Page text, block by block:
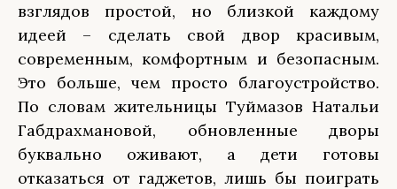
взглядов простой, но близкой каждому
идеей – сделать свой двор красивым,
современным, комфортным и безопасным.
Это больше, чем просто благоустройство.
По словам жительницы Туймазов Натальи
Габдрахмановой, обновленные дворы
буквально оживают, а дети готовы
отказаться от гаджетов, лишь бы поиграть